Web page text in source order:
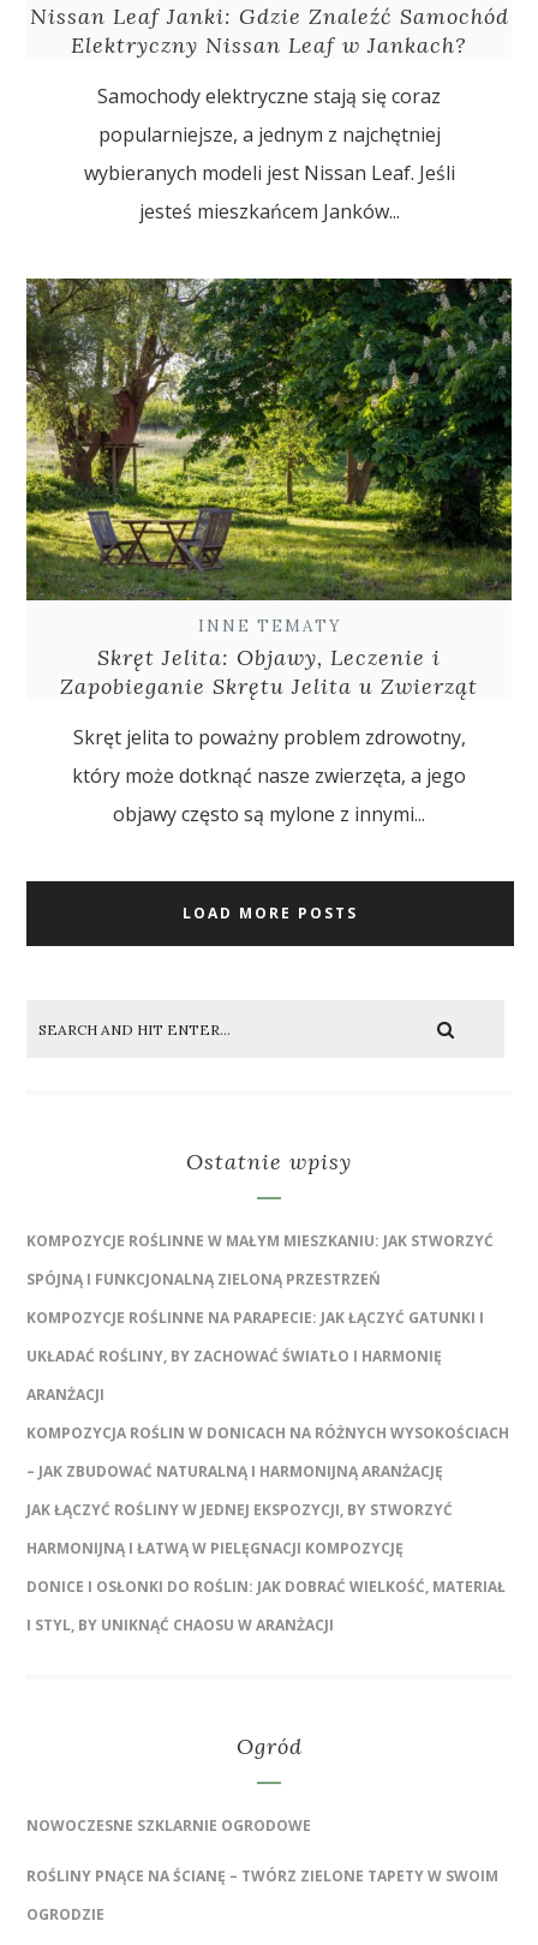
Nissan Leaf Janki: Gdzie Znaleźć Samochód
Elektryczny Nissan Leaf w Jankach?
Samochody elektryczne stają się coraz
popularniejsze, a jednym z najchętniej
wybieranych modeli jest Nissan Leaf. Jeśli
jesteś mieszkańcem Janków...
INNE TEMATY
Skręt Jelita: Objawy, Leczenie i
Zapobieganie Skrętu Jelita u Zwierząt
Skręt jelita to poważny problem zdrowotny,
który może dotknąć nasze zwierzęta, a jego
objawy często są mylone z innymi...
LOAD MORE POSTS
Ostatnie wpisy
KOMPOZYCJE ROŚLINNE W MAŁYM MIESZKANIU: JAK STWORZYĆ
SPÓJNĄ I FUNKCJONALNĄ ZIELONĄ PRZESTRZEŃ
KOMPOZYCJE ROŚLINNE NA PARAPECIE: JAK ŁĄCZYĆ GATUNKI I
UKŁADAĆ ROŚLINY, BY ZACHOWAĆ ŚWIATŁO I HARMONIĘ
ARANŻACJI
KOMPOZYCJA ROŚLIN W DONICACH NA RÓŻNYCH WYSOKOŚCIACH
– JAK ZBUDOWAĆ NATURALNĄ I HARMONIJNĄ ARANŻACJĘ
JAK ŁĄCZYĆ ROŚLINY W JEDNEJ EKSPOZYCJI, BY STWORZYĆ
HARMONIJNĄ I ŁATWĄ W PIELĘGNACJI KOMPOZYCJĘ
DONICE I OSŁONKI DO ROŚLIN: JAK DOBRAĆ WIELKOŚĆ, MATERIAŁ
I STYL, BY UNIKNĄĆ CHAOSU W ARANŻACJI
Ogród
NOWOCZESNE SZKLARNIE OGRODOWE
ROŚLINY PNĄCE NA ŚCIANĘ – TWÓRZ ZIELONE TAPETY W SWOIM
OGRODZIE